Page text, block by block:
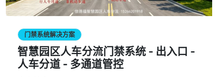
门禁系统解决方案
智慧园区人车分流门禁系统 - 出入口 -
人车分道 - 多通道管控